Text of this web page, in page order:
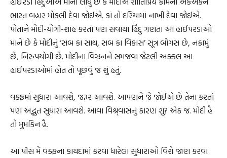
ભારત બહાર મોકલી દેવા જોઈએ. કાં તો દરિયામાં નાખી દેવા જોઈએ.
પોતાને મોદી-યોગી-શાહ કરતાં પણ સવાયા હિંદુ ગણતા આ હાઈપરડાઓ
માને છે કે મોદીનું ‘સબ કા સાથ, સબ કા વિકાસ’ સૂત્ર બોગસ છે, નકામું
છે, નિરુપયોગી છે. મોદીના વિઝનને સમજવા જેટલી અક્કલ આ
હાઈપરડાઓમાં હોત તો પૂછવું જ શું હતું.
વક્ફમાં સુધારા આવશે, જરૂર આવશે. આપણને જે જોઈએ છે તેના કરતાં
પણ અદ્ભુત સુધારા આવશે. આવા વિશ્ર્વાસનું કારણ શું? એક જ. મોદી હૈ
તો મુમકિન હૈ.
આ પીસ મેં વક્ફના કાયદામાં કરવા ધારેલા સુધારાઓ વિશે જાણ કરવા